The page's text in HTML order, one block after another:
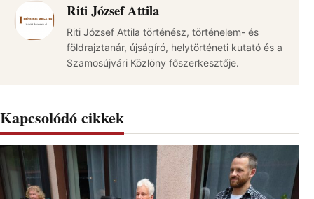
Riti József Attila
Riti József Attila történész, történelem- és
földrajztanár, újságíró, helytörténeti kutató és a
Szamosújvári Közlöny főszerkesztője.
Kapcsolódó cikkek